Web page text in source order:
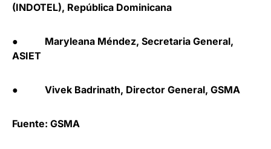
(INDOTEL), República Dominicana
● Maryleana Méndez, Secretaria General,
ASIET
● Vivek Badrinath, Director General, GSMA
Fuente: GSMA